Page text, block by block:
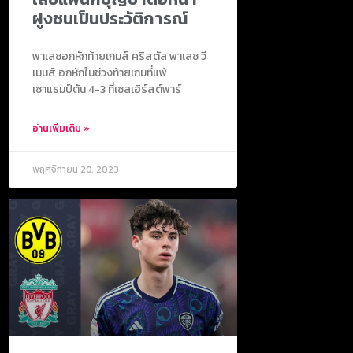
ฝูงชนเป็นประวัติการณ์
พาเลซอกหักท้ายเกมส์ คริสตัล พาเลซ วี
เมนส์ อกหักในช่วงท้ายเกมที่แพ้
เซาแธมป์ตัน 4-3 ที่เซลเฮิร์สต์พาร์
อ่านเพิ่มเติม »
พฤศจิกายน 20, 2023